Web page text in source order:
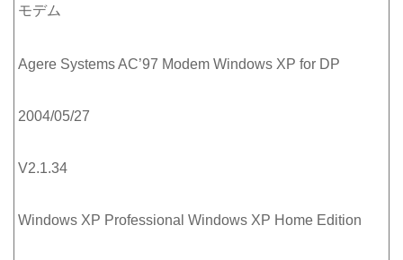
モデム
Agere Systems AC’97 Modem Windows XP for DP
2004/05/27
V2.1.34
Windows XP Professional Windows XP Home Edition